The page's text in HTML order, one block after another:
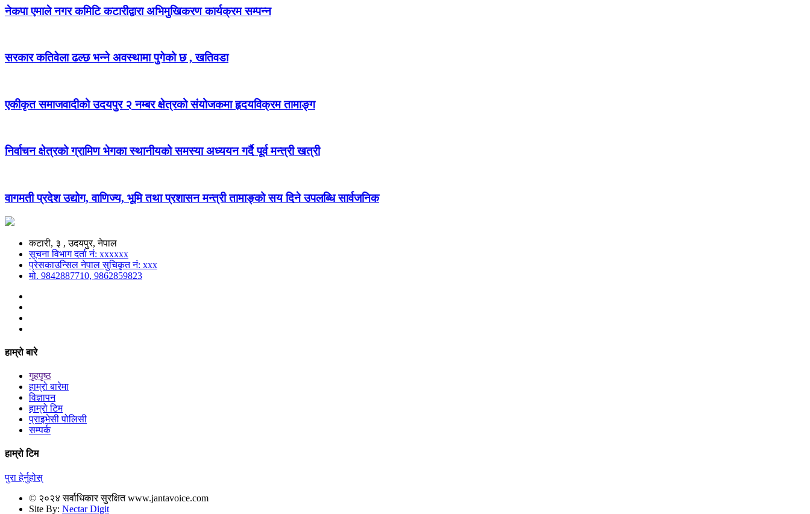
नेकपा एमाले नगर कमिटि कटारीद्वारा अभिमुखिकरण कार्यक्रम सम्पन्न
सरकार कतिवेला ढल्छ भन्ने अवस्थामा पुगेको छ , खतिवडा
एकीकृत समाजवादीको उदयपुर २ नम्बर क्षेत्रको संयोजकमा हृदयविक्रम तामाङ्ग
निर्वाचन क्षेत्रको ग्रामिण भेगका स्थानीयको समस्या अध्ययन गर्दै पूर्व मन्त्री खत्री
वागमती प्रदेश उद्योग, वाणिज्य, भूमि तथा प्रशासन मन्त्री तामाङ्को सय दिने उपलब्धि सार्वजनिक
कटारी, ३ , उदयपुर, नेपाल
सूचना विभाग दर्ता नं: xxxxxx
प्रेसकाउन्सिल नेपाल सुचिकृत नं: xxx
मो. 9842887710, 9862859823
हाम्रो बारे
गृहपृष्ठ
हाम्रो बारेमा
विज्ञापन
हाम्रो टिम
प्राइभेसी पोलिसी
सम्पर्क
हाम्रो टिम
पुरा हेर्नुहोस्
© २०२४ सर्वाधिकार सुरक्षित www.jantavoice.com
Site By: Nectar Digit